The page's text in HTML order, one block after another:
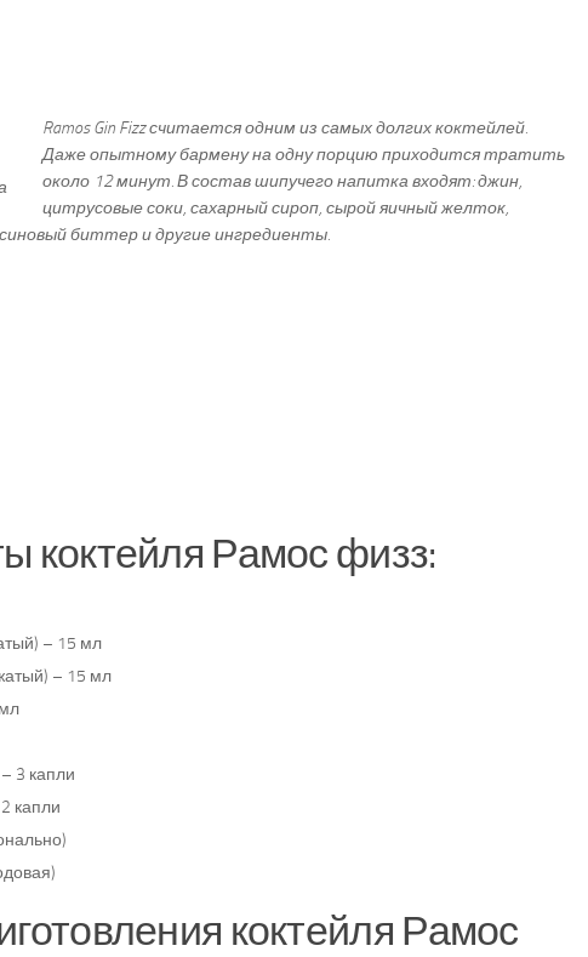
RamosGin Fizz считается одним из самых долгих коктейлей.
Даже опытному бармену на одну порцию приходится тратить
около 12 минут. В состав шипучего напитка входят: джин,
цитрусовые соки, сахарный сироп, сырой яичный желток,
биттер и другие ингредиенты.
коктейля Рамос физз:
– 15 мл
– 15 мл
3 капли
капли
коктейля Рамос